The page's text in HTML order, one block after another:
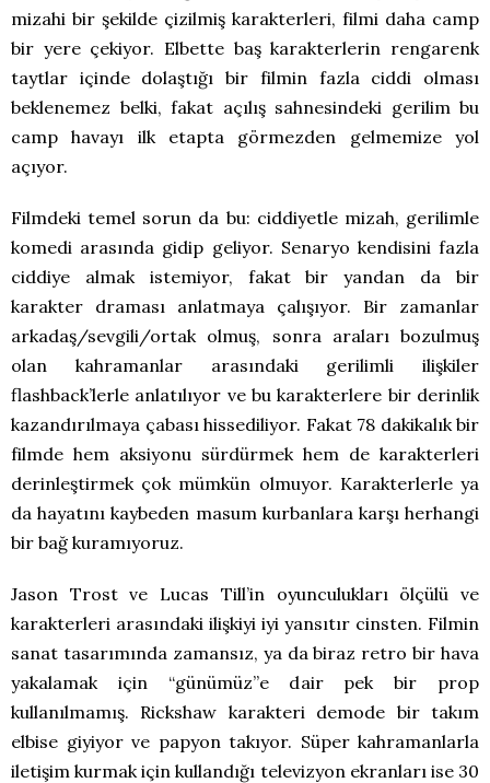
mizahi bir şekilde çizilmiş karakterleri, filmi daha camp
bir yere çekiyor. Elbette baş karakterlerin rengarenk
taytlar içinde dolaştığı bir filmin fazla ciddi olması
beklenemez belki, fakat açılış sahnesindeki gerilim bu
camp havayı ilk etapta görmezden gelmemize yol
açıyor.
Filmdeki temel sorun da bu: ciddiyetle mizah, gerilimle
komedi arasında gidip geliyor. Senaryo kendisini fazla
ciddiye almak istemiyor, fakat bir yandan da bir
karakter draması anlatmaya çalışıyor. Bir zamanlar
arkadaş/sevgili/ortak olmuş, sonra araları bozulmuş
olan kahramanlar arasındaki gerilimli ilişkiler
flashback’lerle anlatılıyor ve bu karakterlere bir derinlik
kazandırılmaya çabası hissediliyor. Fakat 78 dakikalık bir
filmde hem aksiyonu sürdürmek hem de karakterleri
derinleştirmek çok mümkün olmuyor. Karakterlerle ya
da hayatını kaybeden masum kurbanlara karşı herhangi
bir bağ kuramıyoruz.
Jason Trost ve Lucas Till’in oyunculukları ölçülü ve
karakterleri arasındaki ilişkiyi iyi yansıtır cinsten. Filmin
sanat tasarımında zamansız, ya da biraz retro bir hava
yakalamak için “günümüz”e dair pek bir prop
kullanılmamış. Rickshaw karakteri demode bir takım
elbise giyiyor ve papyon takıyor. Süper kahramanlarla
iletişim kurmak için kullandığı televizyon ekranları ise 30